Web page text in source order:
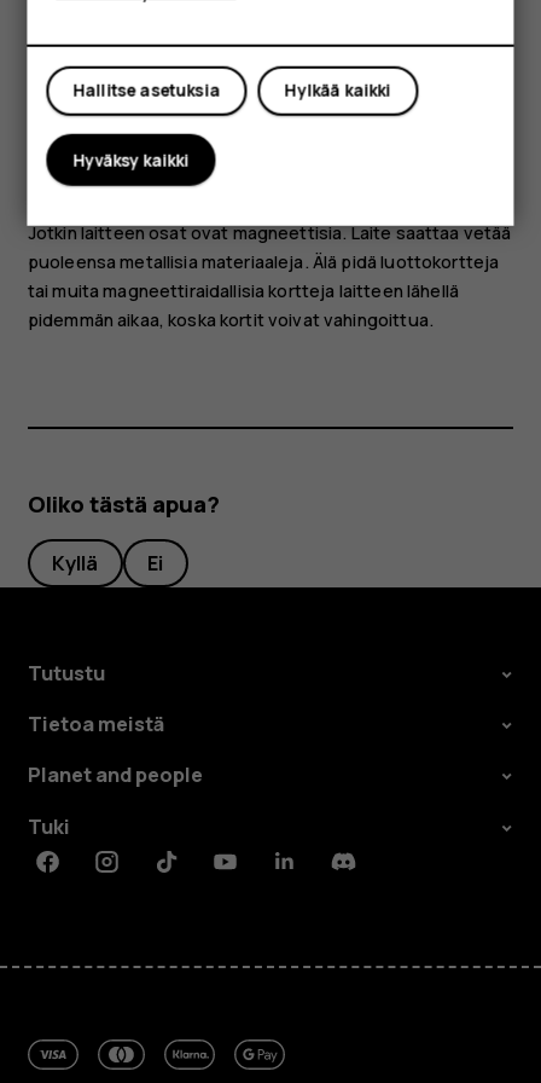
Älä kytke laitetta tuotteisiin, jotka tuottavat
lähtösignaaleja, sillä ne voivat vahingoittaa laitetta. Älä
kytke ääniliittimeen jännitelähteitä. Jos kytket
ääniliittimeen jonkin ulkoisen laitteen tai kuulokkeen, jota
ei ole hyväksytty käytettäväksi tämän laitteen kanssa,
kiinnitä erityistä huomiota äänenvoimakkuuteen.
Jotkin laitteen osat ovat magneettisia. Laite saattaa vetää
puoleensa metallisia materiaaleja. Älä pidä luottokortteja
tai muita magneettiraidallisia kortteja laitteen lähellä
pidemmän aikaa, koska kortit voivat vahingoittua.
Oliko tästä apua?
Kyllä Ei
Tutustu
Tietoa meistä
Planet and people
Tuki
FacebookInstagramTiktokYoutubeLinkedinDiscord
Hylkää kaikki
Hallitse asetuksia
Hyväksy kaikki